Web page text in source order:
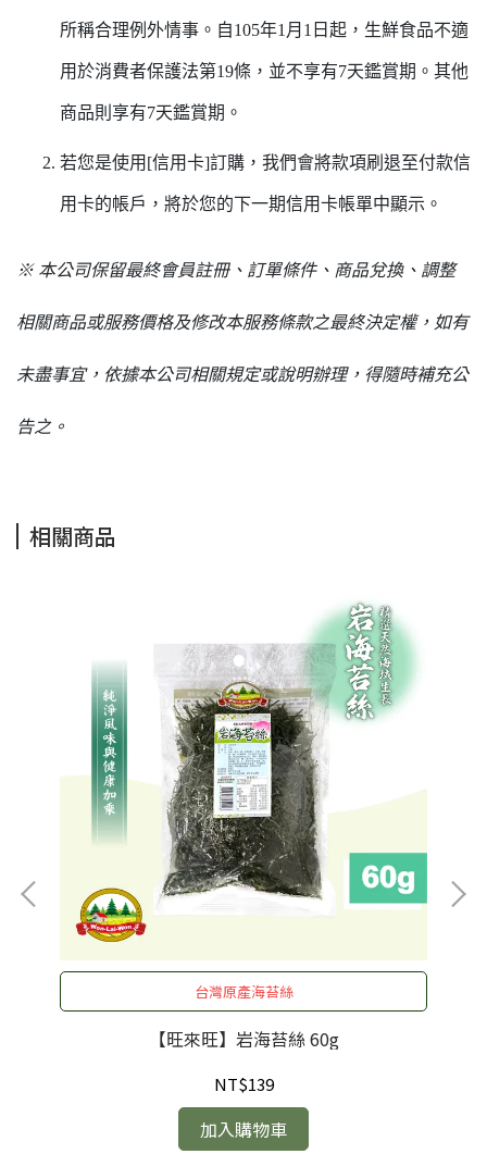
所稱合理例外情事。自105年1月1日起，生鮮食品不適
用於消費者保護法第19條，並不享有7天鑑賞期。其他
商品則享有7天鑑賞期。
若您是使用[信用卡]訂購，我們會將款項刷退至付款信
用卡的帳戶，將於您的下一期信用卡帳單中顯示。
※ 本公司保留最終會員註冊、訂單條件、商品兌換、調整
相關商品或服務價格及修改本服務條款之最終決定權，如有
未盡事宜，依據本公司相關規定或說明辦理，得隨時補充公
告之。
相關商品
台灣原產海苔絲
【旺來旺】岩海苔絲 60g
NT$139
加入購物車